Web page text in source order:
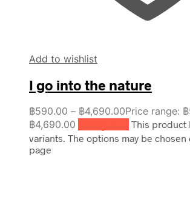
Add to wishlist
I go into the nature
฿590.00 – ฿4,690.00Price range:
฿4,690.00
This product
variants. The options may be
page